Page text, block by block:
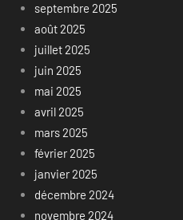
septembre 2025
août 2025
juillet 2025
juin 2025
mai 2025
avril 2025
mars 2025
février 2025
janvier 2025
décembre 2024
novembre 2024